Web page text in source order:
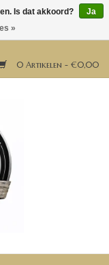
0 Artikelen - €0,00
Is dat akkoord?
Ja
»